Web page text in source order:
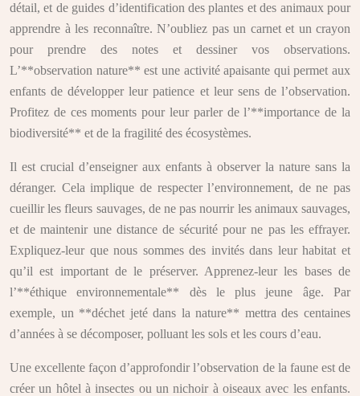
détail, et de guides d’identification des plantes et des animaux pour
apprendre à les reconnaître. N’oubliez pas un carnet et un crayon
pour prendre des notes et dessiner vos observations.
L’**observation nature** est une activité apaisante qui permet aux
enfants de développer leur patience et leur sens de l’observation.
Profitez de ces moments pour leur parler de l’**importance de la
biodiversité** et de la fragilité des écosystèmes.
Il est crucial d’enseigner aux enfants à observer la nature sans la
déranger. Cela implique de respecter l’environnement, de ne pas
cueillir les fleurs sauvages, de ne pas nourrir les animaux sauvages,
et de maintenir une distance de sécurité pour ne pas les effrayer.
Expliquez-leur que nous sommes des invités dans leur habitat et
qu’il est important de le préserver. Apprenez-leur les bases de
l’**éthique environnementale** dès le plus jeune âge. Par
exemple, un **déchet jeté dans la nature** mettra des centaines
d’années à se décomposer, polluant les sols et les cours d’eau.
Une excellente façon d’approfondir l’observation de la faune est de
créer un hôtel à insectes ou un nichoir à oiseaux avec les enfants.